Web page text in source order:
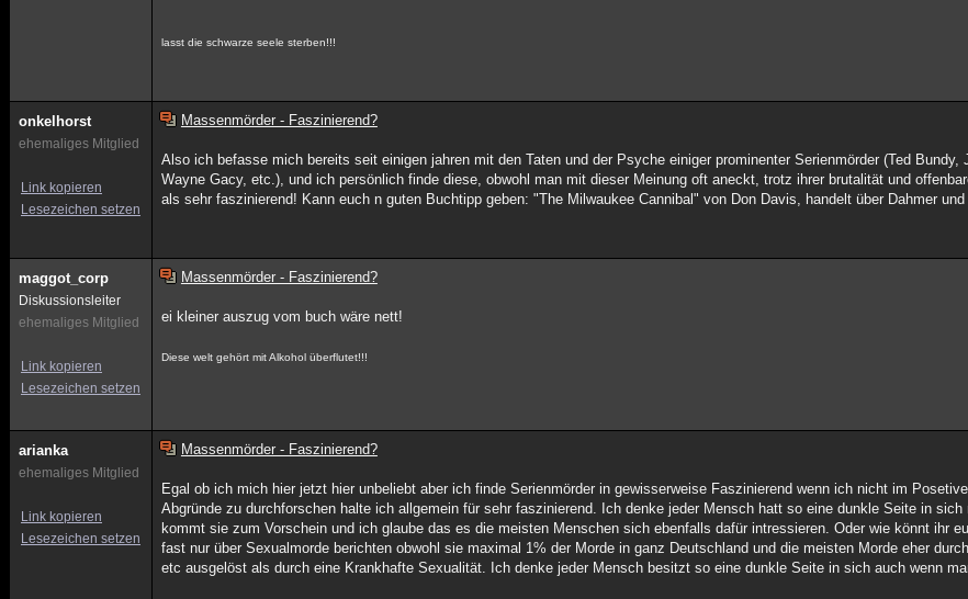
lasst die schwarze seele sterben!!!
onkelhorst
ehemaliges Mitglied
Link kopieren
Lesezeichen setzen
Massenmörder - Faszinierend?
Also ich befasse mich bereits seit einigen jahren mit den Taten und der Psyche einiger prominenter Serienmörder (Ted Bundy,
Wayne Gacy, etc.), und ich persönlich finde diese, obwohl man mit dieser Meinung oft aneckt, trotz ihrer brutalität und
als sehr faszinierend! Kann euch n guten Buchtipp geben: "The Milwaukee Cannibal" von Don Davis, handelt über Dahmer
maggot_corp
Diskussionsleiter
ehemaliges Mitglied
Link kopieren
Lesezeichen setzen
Massenmörder - Faszinierend?
ei kleiner auszug vom buch wäre nett!
Diese welt gehört mit Alkohol überflutet!!!
arianka
ehemaliges Mitglied
Link kopieren
Lesezeichen setzen
Massenmörder - Faszinierend?
Egal ob ich mich hier jetzt hier unbeliebt aber ich finde Serienmörder in gewisserweise Faszinierend wenn ich nicht im
Abgründe zu durchforschen halte ich allgemein für sehr faszinierend. Ich denke jeder Mensch hatt so eine dunkle Seite in sich
kommt sie zum Vorschein und ich glaube das es die meisten Menschen sich ebenfalls dafür intressieren. Oder wie könnt ihr
fast nur über Sexualmorde berichten obwohl sie maximal 1% der Morde in ganz Deutschland und die meisten Morde eher
etc ausgelöst als durch eine Krankhafte Sexualität. Ich denke jeder Mensch besitzt so eine dunkle Seite in sich auch wenn